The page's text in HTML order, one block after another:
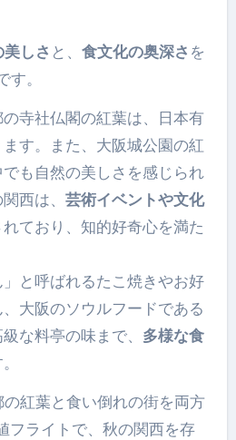
しさ と、 食文化の奥深さ を
。
寺社仏閣の紅葉は、日本有
す。また、大阪城公園の紅
も自然の美しさを感じられ
西は、 芸術イベントや文化
ており、知的好奇心を満た
」と呼ばれるたこ焼きやお好
大阪のソウルフードである
な料亭の味まで、 多様な食
紅葉と食い倒れの街を両方
フライトで、秋の関西を存